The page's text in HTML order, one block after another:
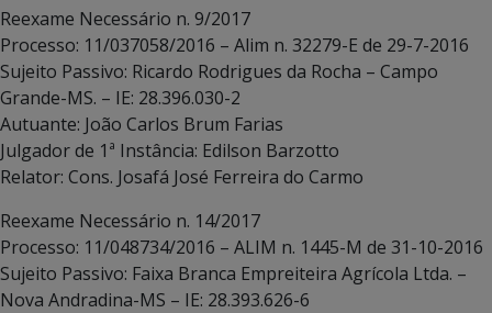
Reexame Necessário n. 9/2017
Processo: 11/037058/2016 – Alim n. 32279-E de 29-7-2016
Sujeito Passivo: Ricardo Rodrigues da Rocha – Campo
Grande-MS. – IE: 28.396.030-2
Autuante: João Carlos Brum Farias
Julgador de 1ª Instância: Edilson Barzotto
Relator: Cons. Josafá José Ferreira do Carmo
Reexame Necessário n. 14/2017
Processo: 11/048734/2016 – ALIM n. 1445-M de 31-10-2016
Sujeito Passivo: Faixa Branca Empreiteira Agrícola Ltda. –
Nova Andradina-MS – IE: 28.393.626-6